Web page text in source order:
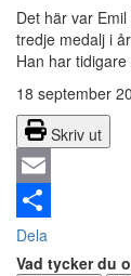
Det här var
tredje medalj i
Han har
18 september
Skriv ut
Email
Dela
Vad tycker du